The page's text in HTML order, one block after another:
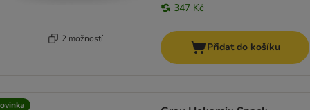
2 možností
347 Kč
Přidat do košíku